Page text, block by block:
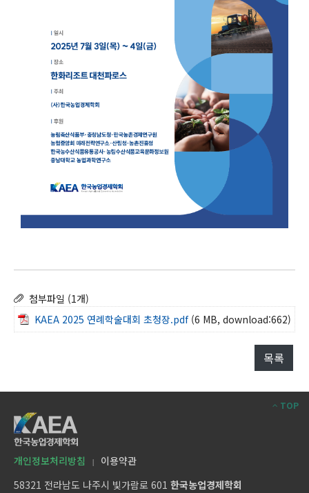
첨부파일 (1개)
KAEA 2025 연례학술대회 초청장.pdf (6 MB, download:662)
목록
TOP
개인정보처리방침 |
이용약관
58321 전라남도 나주시 빛가람로 601 한국농업경제학회